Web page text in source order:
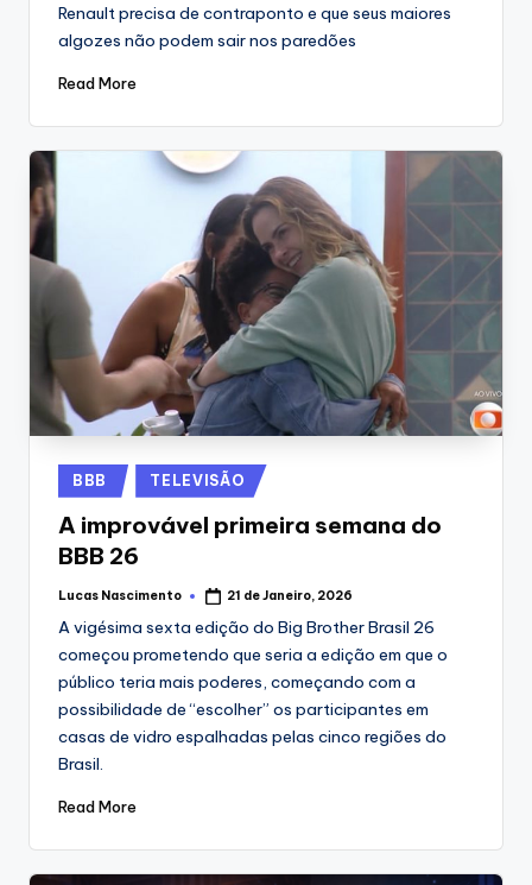
Renault precisa de contraponto e que seus maiores
algozes não podem sair nos paredões
Read More
Posted
in
BBB TELEVISÃO
A improvável primeira semana do
BBB 26
Posted
Lucas Nascimento 21 de Janeiro, 2026
A vigésima sexta edição do Big Brother Brasil 26
começou prometendo que seria a edição em que o
público teria mais poderes, começando com a
possibilidade de “escolher” os participantes em
casas de vidro espalhadas pelas cinco regiões do
Brasil.
Read More